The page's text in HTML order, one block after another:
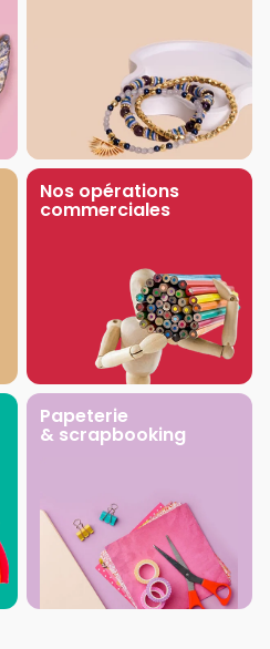
Nos opérations
commerciales
Papeterie
& scrapbooking